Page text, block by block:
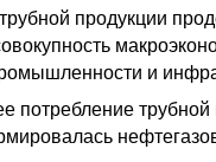
продукции
и
потребление